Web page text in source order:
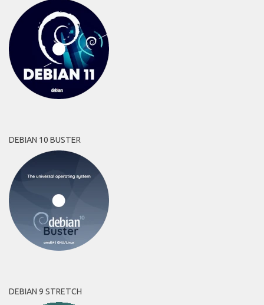
DEBIAN 10 BUSTER
DEBIAN 9 STRETCH